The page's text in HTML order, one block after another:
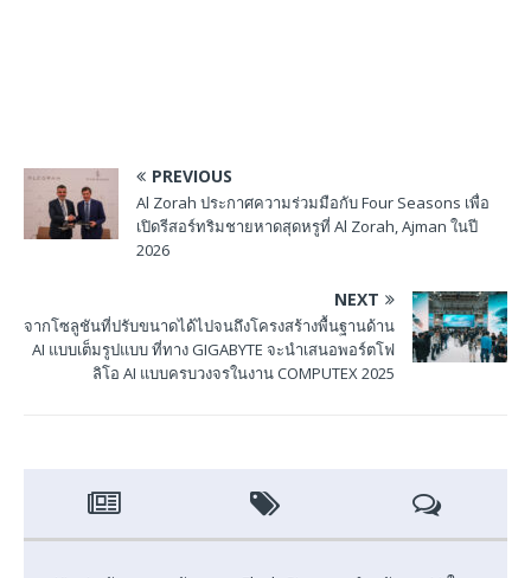
PREVIOUS
Al Zorah ประกาศความร่วมมือกับ Four Seasons เพื่อ
เปิดรีสอร์ทริมชายหาดสุดหรูที่ Al Zorah, Ajman ในปี
2026
NEXT
จากโซลูชันที่ปรับขนาดได้ไปจนถึงโครงสร้างพื้นฐานด้าน
AI แบบเต็มรูปแบบ ที่ทาง GIGABYTE จะนำเสนอพอร์ตโฟ
ลิโอ AI แบบครบวงจรในงาน COMPUTEX 2025